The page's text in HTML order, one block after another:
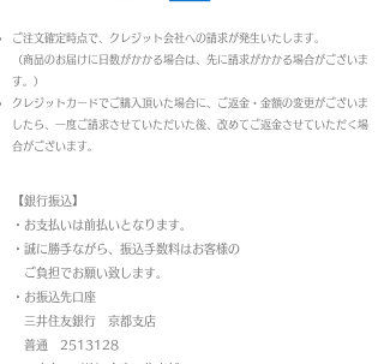
ご注文確定時点で、クレジット会社への請求が発生いたします。
（商品のお届けに日数がかかる場合は、先に請求がかかる場合がございま
す。）
クレジットカードでご購入頂いた場合に、ご返金・金額の変更がございま
したら、一度ご請求させていただいた後、改めてご返金させていただく場
合がございます。
【銀行振込】
・お支払いは前払いとなります。
・ 誠に勝手ながら、振込手数料はお客様の
ご負担でお願い致します。
・お振込先口座
三井住友銀行 京都支店
普通 2513128